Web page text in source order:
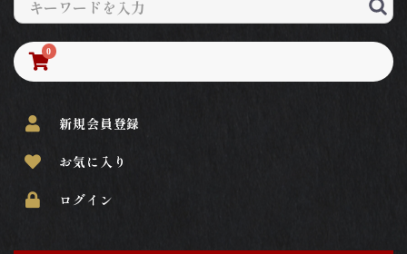
0
新規会員登録
お気に入り
ログイン